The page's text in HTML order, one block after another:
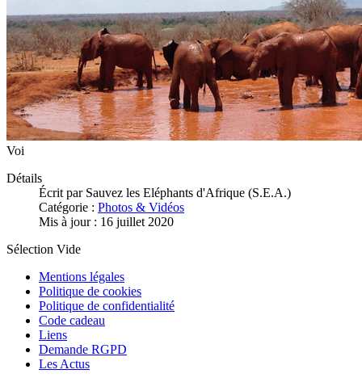
Voi
Détails
Écrit par Sauvez les Eléphants d'Afrique (S.E.A.)
Catégorie : Photos & Vidéos
Mis à jour : 16 juillet 2020
Sélection Vide
Mentions légales
Politique de cookies
Politique de confidentialité
Code cadeau
Liens
Demande RGPD
Les Actus